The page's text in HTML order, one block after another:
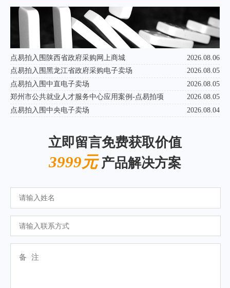
点易拍入围陕西省政府采购网上商城
2026.08.06
点易拍入围黑龙江省政府采购电子卖场
2026.08.05
点易拍入围中直电子卖场
2026.08.05
郑州市公共就业人才服务中心应用案例-点易拍项
2026.08.05
点易拍入围中央电子卖场
2026.08.04
立即留言免费获取价值
3999元产品解决方案